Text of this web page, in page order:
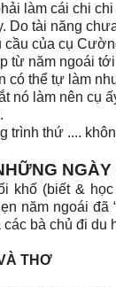
làm cái chi
Do tài năng
cầu của cụ
từ năm ngoái
có thể tự làm
nó làm nên cụ
trình thứ ....
NGÀY
khố (biết &
năm ngoái đã
các bà chủ đi du
THƠ